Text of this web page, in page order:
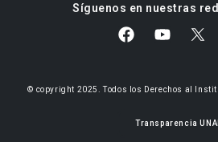
Síguenos en nuestras
© copyright 2025. Todos los Derechos al
Transparencia